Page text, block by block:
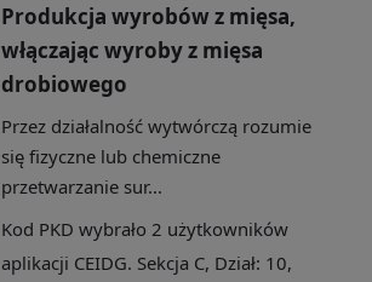
Produkcja wyrobów z mięsa,
włączając wyroby z mięsa
drobiowego
Przez działalność wytwórczą rozumie
się fizyczne lub chemiczne
przetwarzanie sur...
Kod PKD wybrało 2 użytkowników
aplikacji CEIDG. Sekcja C, Dział: 10,